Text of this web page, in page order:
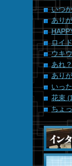
いつ
あり
ロイ
ウキ
あれ
あり
いっ
花束
ちょ